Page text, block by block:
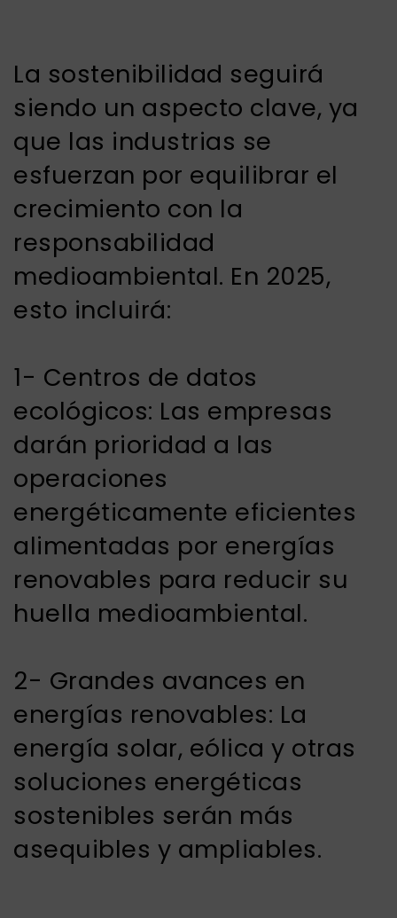
La sostenibilidad seguirá
siendo un aspecto clave, ya
que las industrias se
esfuerzan por equilibrar el
crecimiento con la
responsabilidad
medioambiental. En 2025,
esto incluirá:
1- Centros de datos
ecológicos: Las empresas
darán prioridad a las
operaciones
energéticamente eficientes
alimentadas por energías
renovables para reducir su
huella medioambiental.
2- Grandes avances en
energías renovables: La
energía solar, eólica y otras
soluciones energéticas
sostenibles serán más
asequibles y ampliables.